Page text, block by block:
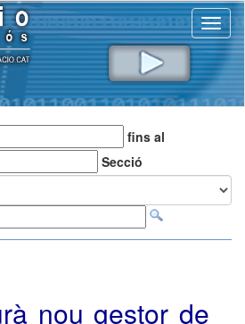
fins al
Secció
nou gestor de